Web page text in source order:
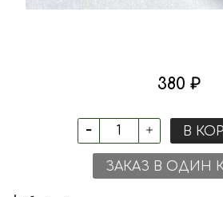
380 ₽
В
ЗАКАЗ В ОДИН